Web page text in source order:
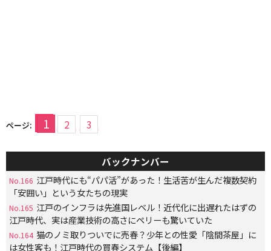
ページ: 1 2 3
バックナンバー
No.166 江戸時代にも“パパ活”があった！生活苦が生んだ複数契約
「安囲い」という女たちの現実
No.165 江戸のインフラは先進国レベル！近代化に出遅れたはずの
江戸時代、実は産業技術の高さにペリーも驚いていた
No.164 猫のノミ取りついでに売春？少年との性愛「陰間茶屋」に
は女性客も！江戸時代の買春システム【後編】